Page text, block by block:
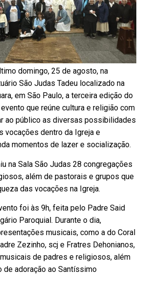
domingo, 25 de agosto, na
São Judas Tadeu localizado na
em São Paulo, a terceira edição do
que reúne cultura e religião com
ao público as diversas possibilidades
vocações dentro da Igreja e
momentos de lazer e socialização.
na Sala São Judas 28 congregações
além de pastorais e grupos que
das vocações na Igreja.
foi às 9h, feita pelo Padre Said
Paroquial. Durante o dia,
musicais, como a do Coral
Zezinho, scj e Fratres Dehonianos,
de padres e religiosos, além
de adoração ao Santíssimo